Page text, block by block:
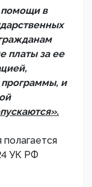
помощи в
платы за ее
программы, и
УК РФ